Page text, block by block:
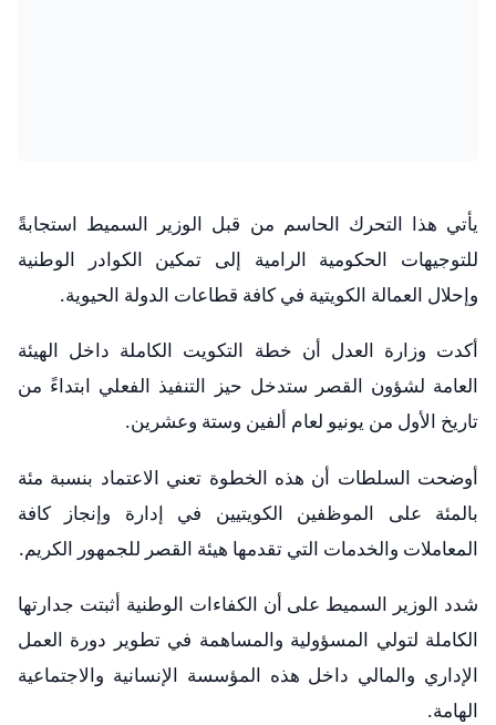
يأتي هذا التحرك الحاسم من قبل الوزير السميط استجابةً
للتوجيهات الحكومية الرامية إلى تمكين الكوادر الوطنية
وإحلال العمالة الكويتية في كافة قطاعات الدولة الحيوية.
أكدت وزارة العدل أن خطة التكويت الكاملة داخل الهيئة
العامة لشؤون القصر ستدخل حيز التنفيذ الفعلي ابتداءً من
تاريخ الأول من يونيو لعام ألفين وستة وعشرين.
أوضحت السلطات أن هذه الخطوة تعني الاعتماد بنسبة مئة
بالمئة على الموظفين الكويتيين في إدارة وإنجاز كافة
المعاملات والخدمات التي تقدمها هيئة القصر للجمهور الكريم.
شدد الوزير السميط على أن الكفاءات الوطنية أثبتت جدارتها
الكاملة لتولي المسؤولية والمساهمة في تطوير دورة العمل
الإداري والمالي داخل هذه المؤسسة الإنسانية والاجتماعية
الهامة.